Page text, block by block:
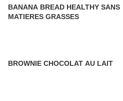
BANANA BREAD HEALTHY SANS
MATIERES GRASSES
BROWNIE CHOCOLAT AU LAIT